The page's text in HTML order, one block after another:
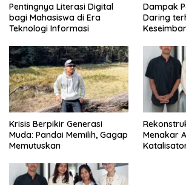
Pentingnya Literasi Digital
bagi Mahasiswa di Era
Teknologi Informasi
Dampak
Daring
Krisis Berpikir Generasi
Muda: Pandai Memilih, Gagap
Memutuskan
Menakar